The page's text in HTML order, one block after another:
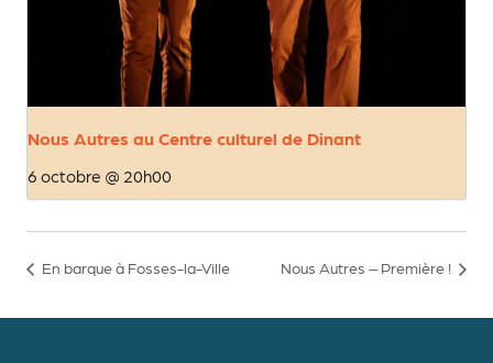
Nous Autres au Centre culturel de Dinant
6 octobre @ 20h00
En barque à Fosses-la-Ville Nous Autres – Première !